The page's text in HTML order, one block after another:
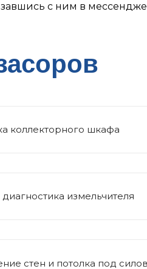
с ним в
коллекторного шкафа
измельчителя
стен и потолка под